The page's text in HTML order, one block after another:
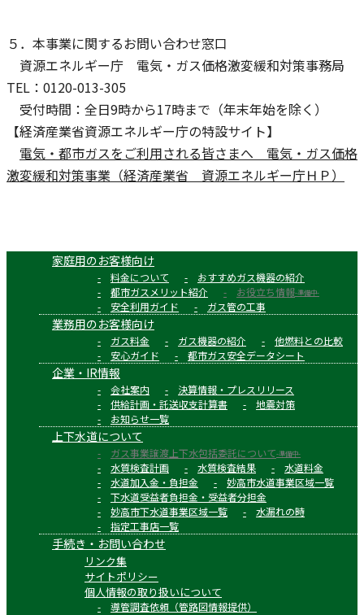
５．本事業に関するお問い合わせ窓口
資源エネルギー庁 電気・ガス価格激変緩和対策事務局
TEL：0120-013-305
受付時間：全日9時から17時まで（年末年始を除く）
【経済産業省資源エネルギー庁の特設サイト】
電気・都市ガスをご利用される皆さまへ 電気・ガス価格
激変緩和対策事業（経済産業省 資源エネルギー庁ＨＰ）
家庭用のお客様向け
料金について
おすすめガス機器の紹介
都市ガスメリット紹介
お役立ち情報-準備中-
安全利用ガイド ガス管の工事
業務用のお客様向け
ガス料金 ガス機器の紹介
他燃料との比較
安心ガイド
都市ガス安全データシート
企業・IR情報
会社案内
決算情報・プレスリリース
供給計画・託送収支計算書
地震対策
お知らせ一覧
上下水道について
ガス事業譲渡上下水包括委託について-準備中-
水質検査計画 水質検査結果
水道料金
水道加入金・負担金
妙高市水道事業区域一覧
下水道受益者負担金・受益者分担金
妙高市下水道事業区域一覧
水漏れの時
指定工事店一覧
手続き・お問い合わせ
リンク集
サイトポリシー
個人情報の取り扱いについて
導管調査依頼（管路図情報提供）